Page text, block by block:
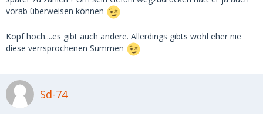
vorab überweisen können
Kopf hoch....es gibt auch andere. Allerdings gibts wohl eher nie
diese verrsprochenen Summen
Sd-74